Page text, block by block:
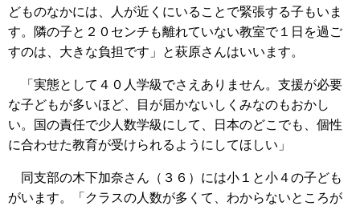
どものなかには、人が近くにいることで緊張する子もいま
す。隣の子と２０センチも離れていない教室で１日を過ご
すのは、大きな負担です」と萩原さんはいいます。
「実態として４０人学級でさえありません。支援が必要
な子どもが多いほど、目が届かないしくみなのもおかし
い。国の責任で少人数学級にして、日本のどこでも、個性
に合わせた教育が受けられるようにしてほしい」
同支部の木下加奈さん（３６）には小１と小４の子ども
がいます。「クラスの人数が多くて、わからないところが